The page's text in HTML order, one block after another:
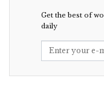
Get the best of
daily